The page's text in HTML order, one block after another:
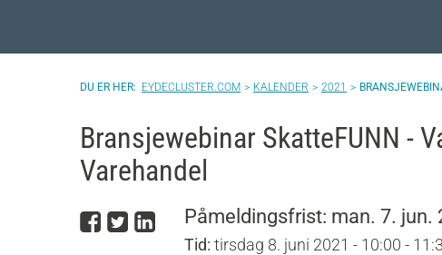
EYDECLUSTER.COM KALENDER 2021
Bransjewebinar SkatteFUNN -
Varehandel
Del på Facebook
Del på Twitter
Del på LinkedIn
Påmeldingsfrist: man. 7. jun.
Tid: tirsdag 8. juni 2021 - 10:00 -